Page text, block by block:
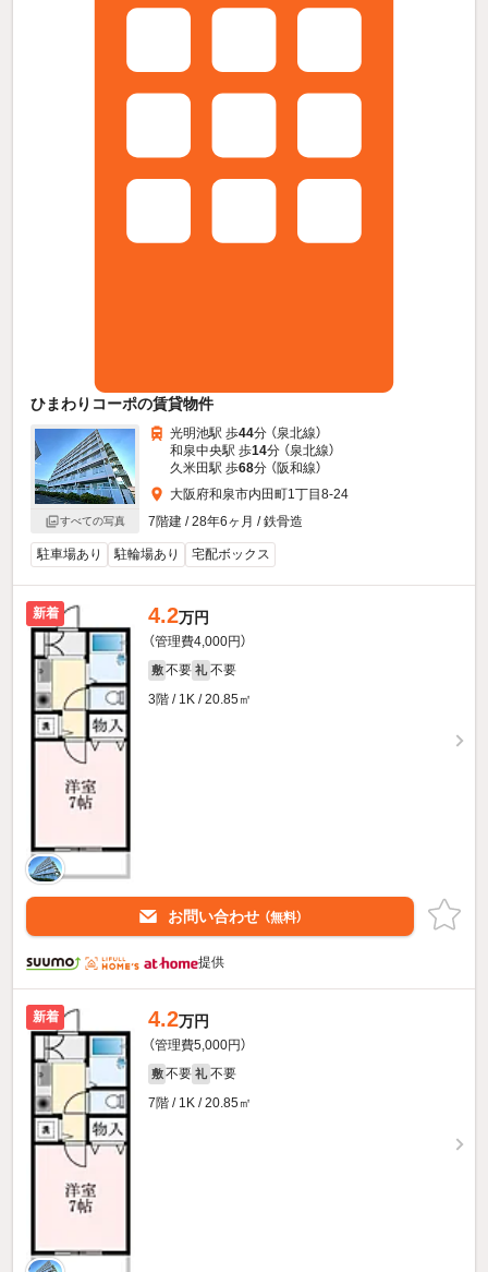
ひまわりコーポの賃貸物件
すべての写真
光明池駅 歩44分 （泉北線）
和泉中央駅 歩14分 （泉北線）
久米田駅 歩68分 （阪和線）
大阪府和泉市内田町1丁目8-24
7階建 / 28年6ヶ月 / 鉄骨造
駐車場あり 駐輪場あり 宅配ボックス
新着 4.2万円
（管理費4,000円）
敷 不要 礼 不要
3階 / 1K / 20.85㎡
お問い合わせ （無料）
提供
新着 4.2万円
（管理費5,000円）
敷 不要 礼 不要
7階 / 1K / 20.85㎡